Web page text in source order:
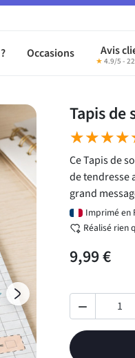
Occasions Avis
★ 4.9/5 -
Suivant
Tapis de
Ce Tapis de
de tendresse
grand
Imprimé en
Réalisé rien
9,99 €
